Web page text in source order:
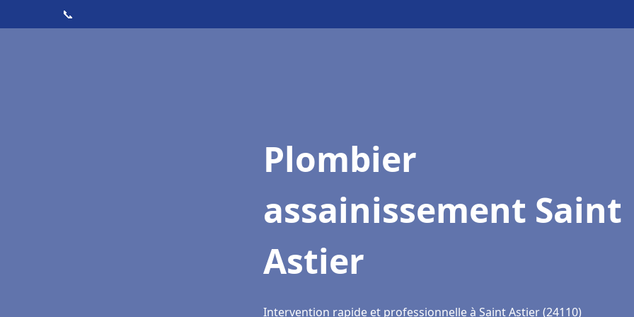
📞
Plombier
assainissement Saint
Astier
Intervention rapide et professionnelle à Saint Astier (24110)